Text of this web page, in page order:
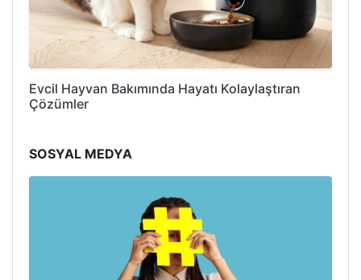
Evcil Hayvan Bakımında Hayatı Kolaylaştıran
Çözümler
SOSYAL MEDYA